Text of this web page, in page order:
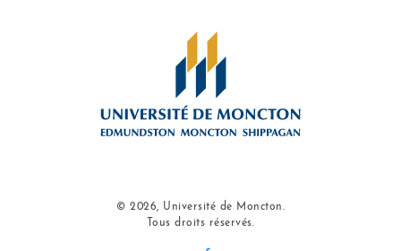
© 2026, Université de Moncton.
Tous droits réservés.